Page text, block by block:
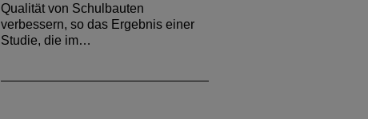
Qualität von Schulbauten
verbessern, so das Ergebnis einer
Studie, die im…